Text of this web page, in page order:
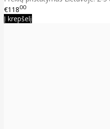
€11800
Į krepšelį